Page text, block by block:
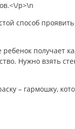
p>\n
способ
получает
Нужно взять
– гармошку,